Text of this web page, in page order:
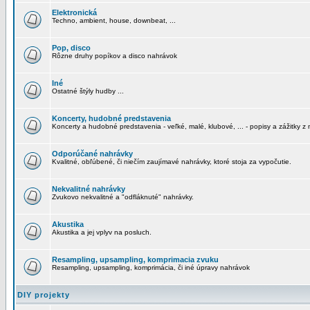
Elektronická
Techno, ambient, house, downbeat, ...
Pop, disco
Rôzne druhy popíkov a disco nahrávok
Iné
Ostatné štýly hudby ...
Koncerty, hudobné predstavenia
Koncerty a hudobné predstavenia - veľké, malé, klubové, ... - popisy a zážitky z
Odporúčané nahrávky
Kvalitné, obľúbené, či niečím zaujímavé nahrávky, ktoré stoja za vypočutie.
Nekvalitné nahrávky
Zvukovo nekvalitné a "odfláknuté" nahrávky.
Akustika
Akustika a jej vplyv na posluch.
Resampling, upsampling, komprimacia zvuku
Resampling, upsampling, komprimácia, či iné úpravy nahrávok
DIY projekty